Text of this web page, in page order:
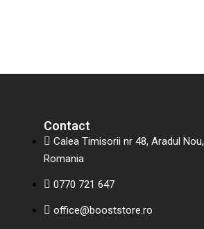
Contact
Calea Timisorii nr 48, Aradul Nou,
Romania
0770 721 647
office@booststore.ro